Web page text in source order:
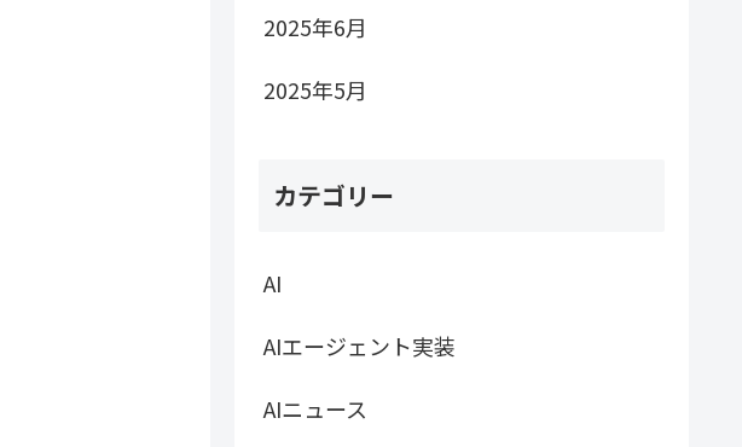
2025年6月
2025年5月
カテゴリー
AI
AIエージェント実装
AIニュース